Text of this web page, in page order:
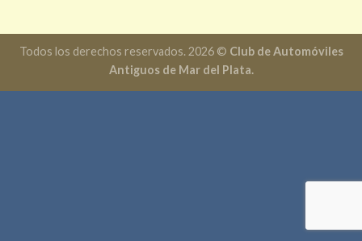
Todos los derechos reservados. 2026 © Club de Automóviles
Antiguos de Mar del Plata.